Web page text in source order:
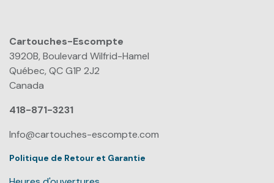
Cartouches-Escompte
3920B, Boulevard Wilfrid-Hamel
Québec, QC G1P 2J2
Canada
418-871-3231
Info@cartouches-escompte.com
Politique de Retour et Garantie